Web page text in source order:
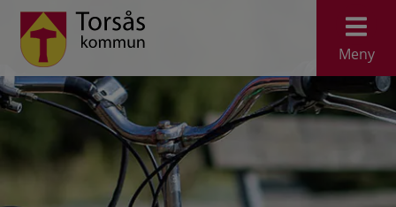
Meny